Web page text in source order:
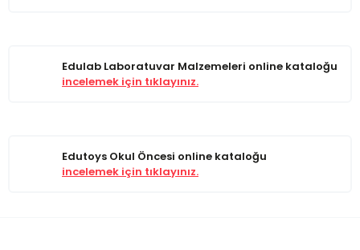
Edulab Laboratuvar Malzemeleri online kataloğu
incelemek için tıklayınız.
Edutoys Okul Öncesi online kataloğu
incelemek için tıklayınız.